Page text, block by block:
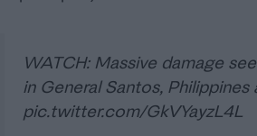
WATCH: Massive damage
in General Santos,
pic.twitter.com/GkVYayzL4L